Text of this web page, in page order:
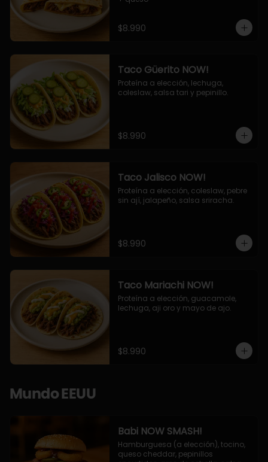
$8.990
Taco Güerito NOW!
Proteína a elección, lechuga,
coleslaw, salsa tari y pepinillo.
$8.990
Taco Jalisco NOW!
Proteína a elección, coleslaw, pebre
sin ají, jalapeño, salsa sriracha.
$8.990
Taco Mariachi NOW!
Proteína a elección, guacamole,
lechuga, aji oro y mayo de ajo.
$8.990
Mundo EEUU
Babi NOW SMASH!
Hamburguesa (a elección), tocino,
queso cheddar, pepinillos